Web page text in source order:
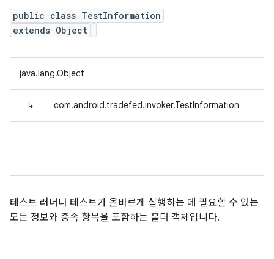
public class TestInformation
extends Object
java.lang.Object
↳ com.android.tradefed.invoker.TestInformation
테스트 러너나 테스트가 올바르게 실행하는 데 필요할 수 있는
모든 정보와 종속 항목을 포함하는 홀더 객체입니다.